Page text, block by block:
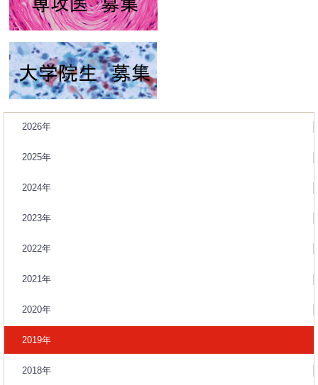
2026年
2025年
2024年
2023年
2022年
2021年
2020年
2019年
2018年